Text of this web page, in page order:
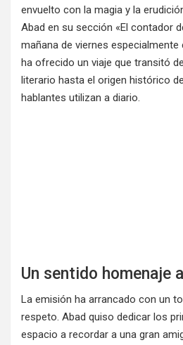
envuelto con la magia y la
Abad en su sección «El contador
mañana de viernes
ha ofrecido un viaje que transitó
literario hasta el origen histórico
hablantes utilizan a diario.
Un sentido homenaje
La emisión ha arrancado con un
respeto. Abad quiso dedicar los
espacio a recordar a una gran